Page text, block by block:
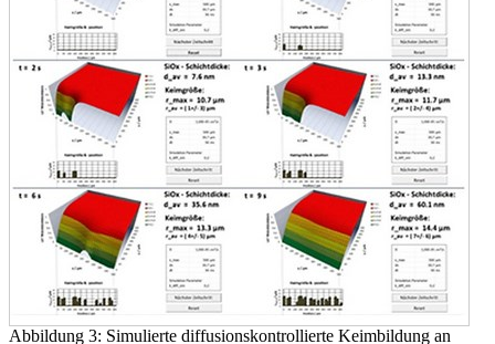
Abbildung 3: Simulierte diffusionskontrollierte Keimbildung an